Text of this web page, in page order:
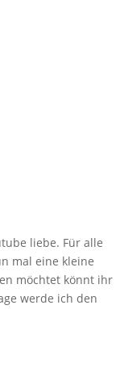
liebe. Für alle
mal eine kleine
möchtet könnt ihr
werde ich den